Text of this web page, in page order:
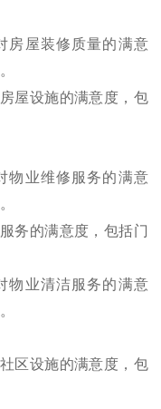
房屋装修质量的满意
屋设施的满意度，包
物业维修服务的满意
务的满意度，包括门
物业清洁服务的满意
区设施的满意度，包